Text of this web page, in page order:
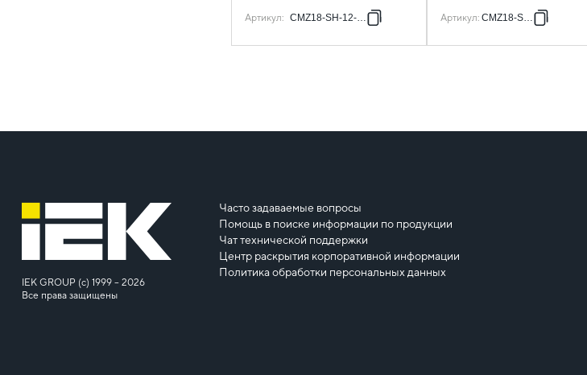
Артикул: CMZ18-SH-12-HDZ Артикул: CMZ18-SH-3
IEK GROUP (c) 1999 – 2026
Все права защищены
Часто задаваемые вопросы
Помощь в поиске информации по продукции
Чат технической поддержки
Центр раскрытия корпоративной информации
Политика обработки персональных данных